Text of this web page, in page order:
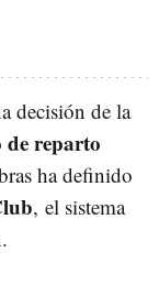
decisión de la
de reparto
ha definido
, el sistema